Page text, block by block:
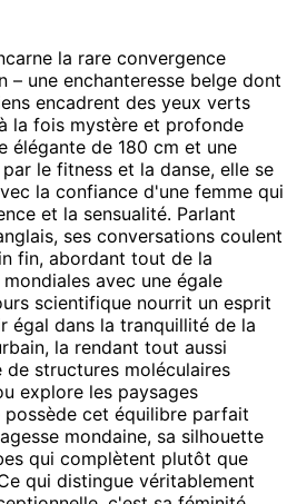
la rare convergence
une enchanteresse belge dont
encadrent des yeux verts
la fois mystère et profonde
élégante de 180 cm et une
le fitness et la danse, elle se
la confiance d'une femme qui
et la sensualité. Parlant
ses conversations coulent
fin, abordant tout de la
avec une égale
scientifique nourrit un esprit
égal dans la tranquillité de la
la rendant tout aussi
structures moléculaires
explore les paysages
possède cet équilibre parfait
mondaine, sa silhouette
qui complètent plutôt que
qui distingue véritablement